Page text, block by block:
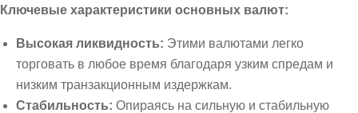
Ключевые характеристики основных валют:
Высокая ликвидность: Этими валютами легко
торговать в любое время благодаря узким спредам и
низким транзакционным издержкам.
Стабильность: Опираясь на сильную и стабильную